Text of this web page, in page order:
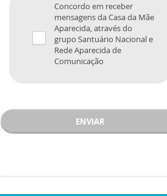
Concordo em receber
mensagens da Casa da Mãe
Aparecida, através do
grupo Santuário Nacional e
Rede Aparecida de
Comunicação
ENVIAR